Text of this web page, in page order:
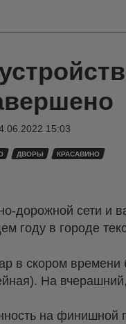
15:03
ДВОРЫ КРАСАВИНО
дорожной сети и
году в городе
в скором времени
На
на финишной